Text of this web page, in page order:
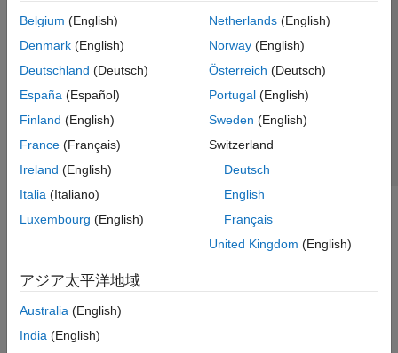
コード生成
オフロードでの重機の自律運転
Robotics System Toolbox でサポートさ
UAV Toolbox
Belgium (English)
Denmark (English)
Deutschland (Deutsch)
España (Español)
Finland (English)
France (Français)
Ireland (English)
Italia (Italiano)
Luxembourg (English)
Netherlands(English)
Norway(English)
Österreich (Deutsch)
Portugal(English)
Sweden (English)
Switzerland
Deutsch
English
Français
United Kingdom (English)
アジア太平洋地域
Australia (English)
India (English)
トラストセンター
プライバシー ポリシー
違法コピー防止
アプリケーション ステータス
© 1994-2026 The MathWorks, Inc.